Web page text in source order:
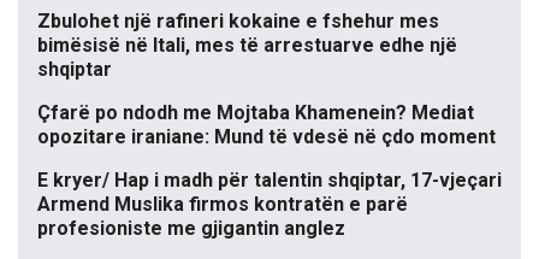
Zbulohet një rafineri kokaine e fshehur mes
bimësisë në Itali, mes të arrestuarve edhe një
shqiptar
Çfarë po ndodh me Mojtaba Khamenein? Mediat
opozitare iraniane: Mund të vdesë në çdo moment
E kryer/ Hap i madh për talentin shqiptar, 17-vjeçari
Armend Muslika firmos kontratën e parë
profesioniste me gjigantin anglez